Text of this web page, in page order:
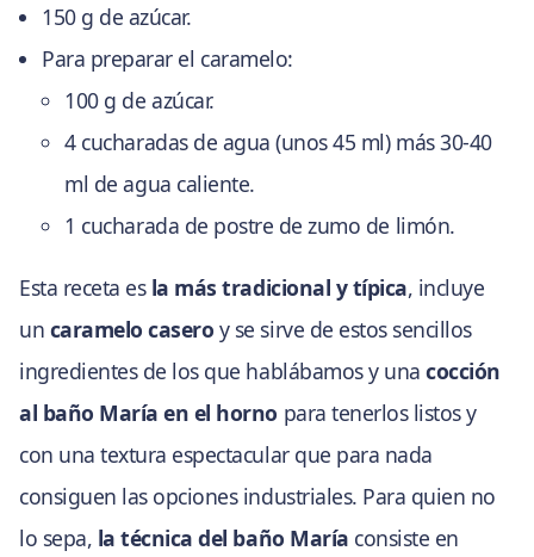
150 g de azúcar.
Para preparar el caramelo:
100 g de azúcar.
4 cucharadas de agua (unos 45 ml) más 30-40
ml de agua caliente.
1 cucharada de postre de zumo de limón.
Esta receta es la más tradicional y típica, incluye
un caramelo casero y se sirve de estos sencillos
ingredientes de los que hablábamos y unacocción
al baño María en el horno para tenerlos listos y
con una textura espectacular que para nada
consiguen las opciones industriales. Para quien no
lo sepa, la técnica del baño María consiste en